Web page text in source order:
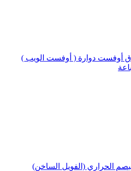
أوفست دوارة ( أوفست الويب )
الحراري (الفويل الساخن)